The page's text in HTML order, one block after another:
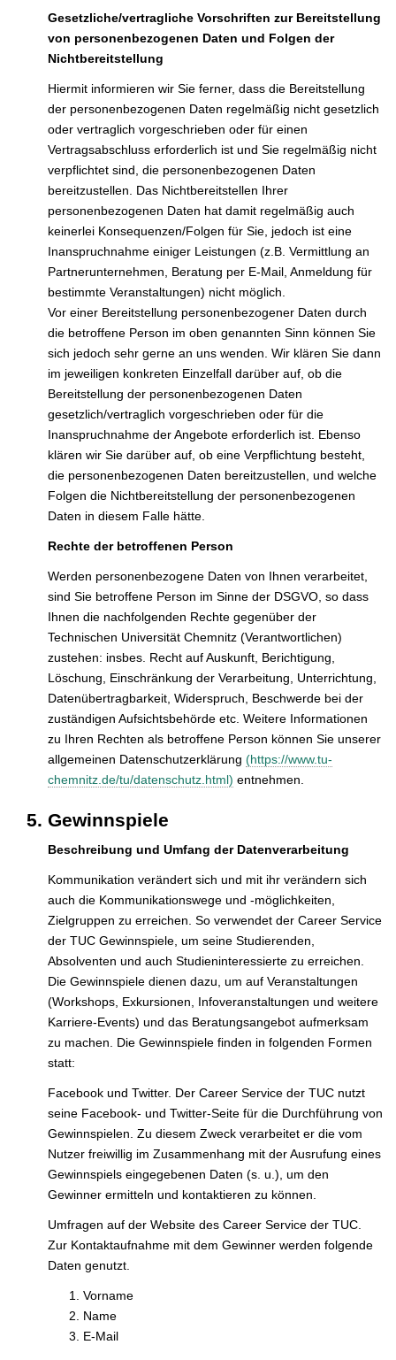
Gesetzliche/vertragliche Vorschriften zur Bereitstellung
von personenbezogenen Daten und Folgen der
Nichtbereitstellung
Hiermit informieren wir Sie ferner, dass die Bereitstellung
der personenbezogenen Daten regelmäßig nicht gesetzlich
oder vertraglich vorgeschrieben oder für einen
Vertragsabschluss erforderlich ist und Sie regelmäßig nicht
verpflichtet sind, die personenbezogenen Daten
bereitzustellen. Das Nichtbereitstellen Ihrer
personenbezogenen Daten hat damit regelmäßig auch
keinerlei Konsequenzen/Folgen für Sie, jedoch ist eine
Inanspruchnahme einiger Leistungen (z.B. Vermittlung an
Partnerunternehmen, Beratung per E-Mail, Anmeldung für
bestimmte Veranstaltungen) nicht möglich.
Vor einer Bereitstellung personenbezogener Daten durch
die betroffene Person im oben genannten Sinn können Sie
sich jedoch sehr gerne an uns wenden. Wir klären Sie dann
im jeweiligen konkreten Einzelfall darüber auf, ob die
Bereitstellung der personenbezogenen Daten
gesetzlich/vertraglich vorgeschrieben oder für die
Inanspruchnahme der Angebote erforderlich ist. Ebenso
klären wir Sie darüber auf, ob eine Verpflichtung besteht,
die personenbezogenen Daten bereitzustellen, und welche
Folgen die Nichtbereitstellung der personenbezogenen
Daten in diesem Falle hätte.
Rechte der betroffenen Person
Werden personenbezogene Daten von Ihnen verarbeitet,
sind Sie betroffene Person im Sinne der DSGVO, so dass
Ihnen die nachfolgenden Rechte gegenüber der
Technischen Universität Chemnitz (Verantwortlichen)
zustehen: insbes. Recht auf Auskunft, Berichtigung,
Löschung, Einschränkung der Verarbeitung, Unterrichtung,
Datenübertragbarkeit, Widerspruch, Beschwerde bei der
zuständigen Aufsichtsbehörde etc. Weitere Informationen
zu Ihren Rechten als betroffene Person können Sie unserer
allgemeinen Datenschutzerklärung (https://www.tu-
chemnitz.de/tu/datenschutz.html) entnehmen.
Gewinnspiele
Beschreibung und Umfang der Datenverarbeitung
Kommunikation verändert sich und mit ihr verändern sich
auch die Kommunikationswege und -möglichkeiten,
Zielgruppen zu erreichen. So verwendet der Career Service
der TUC Gewinnspiele, um seine Studierenden,
Absolventen und auch Studieninteressierte zu erreichen.
Die Gewinnspiele dienen dazu, um auf Veranstaltungen
(Workshops, Exkursionen, Infoveranstaltungen und weitere
Karriere-Events) und das Beratungsangebot aufmerksam
zu machen. Die Gewinnspiele finden in folgenden Formen
statt:
Facebook und Twitter. Der Career Service der TUC nutzt
seine Facebook- und Twitter-Seite für die Durchführung von
Gewinnspielen. Zu diesem Zweck verarbeitet er die vom
Nutzer freiwillig im Zusammenhang mit der Ausrufung eines
Gewinnspiels eingegebenen Daten (s. u.), um den
Gewinner ermitteln und kontaktieren zu können.
Umfragen auf der Website des Career Service der TUC.
Zur Kontaktaufnahme mit dem Gewinner werden folgende
Daten genutzt.
Vorname
Name
E-Mail